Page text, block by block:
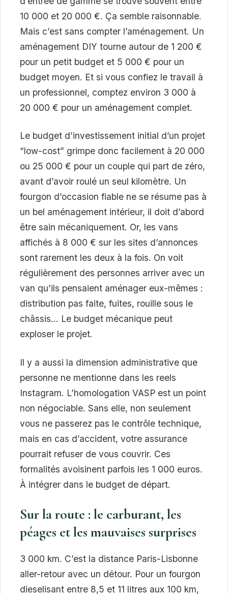
10 000 et 20 000 €. Ça semble raisonnable.
Mais c’est sans compter l’aménagement. Un
aménagement DIY tourne autour de 1 200 €
pour un petit budget et 5 000 € pour un
budget moyen. Et si vous confiez le travail à
un professionnel, comptez environ 3 000 à
20 000 € pour un aménagement complet.
Le budget d’investissement initial d’un projet
“low-cost” grimpe donc facilement à 20 000
ou 25 000 € pour un couple qui part de zéro,
avant d’avoir roulé un seul kilomètre. Un
fourgon d’occasion fiable ne se résume pas à
un bel aménagement intérieur, il doit d’abord
être sain mécaniquement. Or, les vans
affichés à 8 000 € sur les sites d’annonces
sont rarement les deux à la fois. On voit
régulièrement des personnes arriver avec un
van qu’ils pensaient aménager eux-mêmes :
distribution pas faite, fuites, rouille sous le
châssis… Le budget mécanique peut
exploser le projet.
Il y a aussi la dimension administrative que
personne ne mentionne dans les reels
Instagram. L’homologation VASP est un point
non négociable. Sans elle, non seulement
vous ne passerez pas le contrôle technique,
mais en cas d’accident, votre assurance
pourrait refuser de vous couvrir. Ces
formalités avoisinent parfois les 1 000 euros.
À intégrer dans le budget de départ.
Sur la route : le carburant, les
péages et les mauvaises surprises
3 000 km. C’est la distance Paris-Lisbonne
aller-retour avec un détour. Pour un fourgon
dieselisant entre 8,5 et 11 litres aux 100 km,